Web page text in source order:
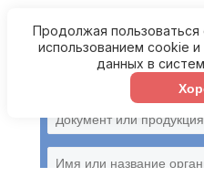
УЗНАТЬ
СТОИМОСТЬ
Продолжая
использованием cookie
данных в